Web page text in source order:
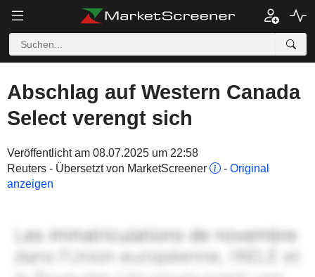
Abschlag auf Western Canada
Select verengt sich
Veröffentlicht am 08.07.2025 um 22:58
Reuters - Übersetzt von MarketScreener
- Original
anzeigen